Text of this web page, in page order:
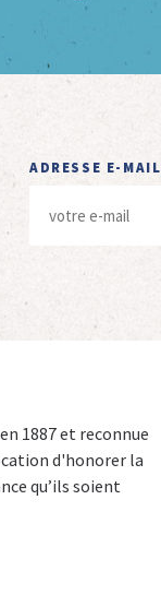
ADRESSE E-MAIL
1887 et reconnue
d'honorer la
qu’ils soient